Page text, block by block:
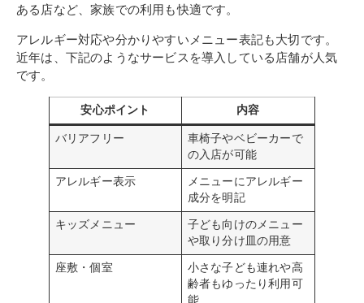
ある店など、家族での利用も快適です。
アレルギー対応や分かりやすいメニュー表記も大切です。
近年は、下記のようなサービスを導入している店舗が人気
です。
安心ポイント 内容
バリアフリー
車椅子やベビーカーで
の入店が可能
アレルギー表示
メニューにアレルギー
成分を明記
キッズメニュー
子ども向けのメニュー
や取り分け皿の用意
座敷・個室
小さな子ども連れや高
齢者もゆったり利用可
能